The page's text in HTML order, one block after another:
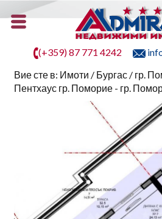
(+359) 87 771 4242
Вие сте в: Имоти / Бургас/ гр.
Пентхаус гр. Поморие - гр.